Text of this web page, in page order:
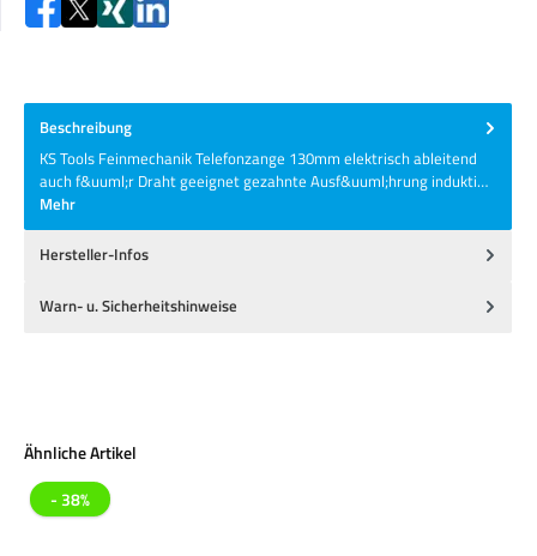
Beschreibung
KS Tools Feinmechanik Telefonzange 130mm elektrisch ableitend
auch f&uuml;r Draht geeignet gezahnte Ausf&uuml;hrung indukti…
Mehr
Hersteller-Infos
Warn- u. Sicherheitshinweise
Produktgalerie überspringen
Ähnliche Artikel
- 38%